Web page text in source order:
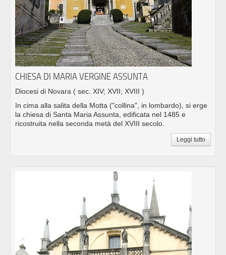
CHIESA DI MARIA VERGINE ASSUNTA
Diocesi di Novara ( sec. XIV; XVII; XVIII )
In cima alla salita della Motta ("collina", in lombardo), si erge
la chiesa di Santa Maria Assunta, edificata nel 1485 e
ricostruita nella seconda metà del XVIII secolo.
Leggi tutto